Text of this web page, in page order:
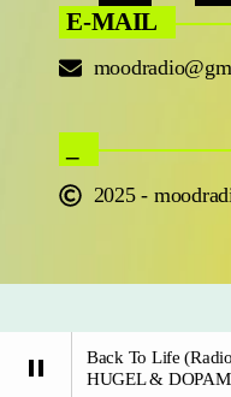
pause
Back To Life
HUGEL &
E-MAIL
2025 -